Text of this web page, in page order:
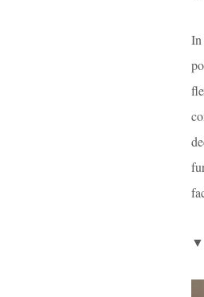
In
▼